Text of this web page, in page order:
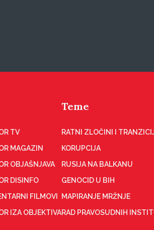
TV
MAGAZIN
OBJAŠNJAVA
DISINFO
FILMOVI
IZA OBJEKTIVA
Teme
RATNI ZLOČINI I
KORUPCIJA
RUSIJA NA BALKANU
GENOCID U BIH
MAPIRANJE MRŽNJE
RAD PRAVOSUDNIH